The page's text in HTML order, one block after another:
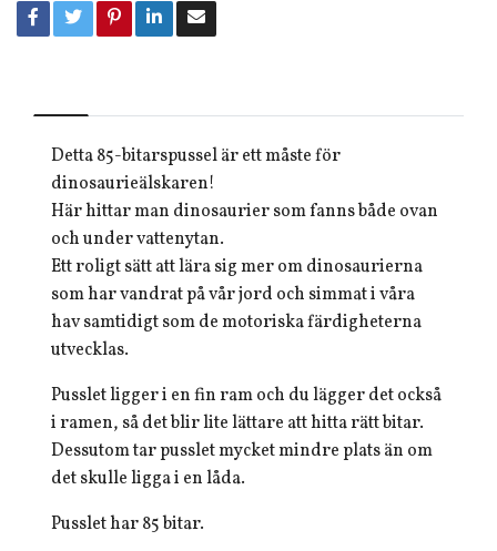
Detta 85-bitarspussel är ett måste för
dinosaurieälskaren!
Här hittar man dinosaurier som fanns både ovan
och under vattenytan.
Ett roligt sätt att lära sig mer om dinosaurierna
som har vandrat på vår jord och simmat i våra
hav samtidigt som de motoriska färdigheterna
utvecklas.
Pusslet ligger i en fin ram och du lägger det också
i ramen, så det blir lite lättare att hitta rätt bitar.
Dessutom tar pusslet mycket mindre plats än om
det skulle ligga i en låda.
Pusslet har 85 bitar.